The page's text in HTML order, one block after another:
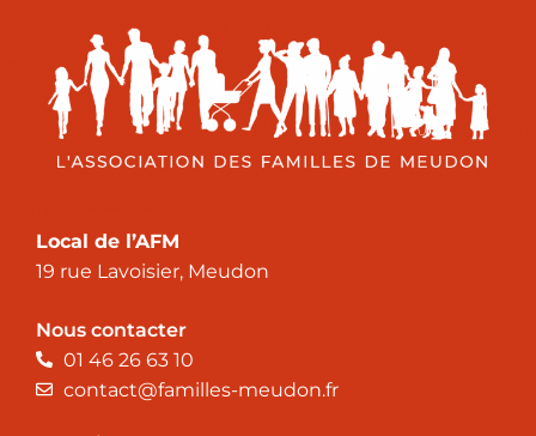
Local de l’AFM
19 rue Lavoisier, Meudon
Nous contacter
01 46 26 63 10
contact@familles-meudon.fr